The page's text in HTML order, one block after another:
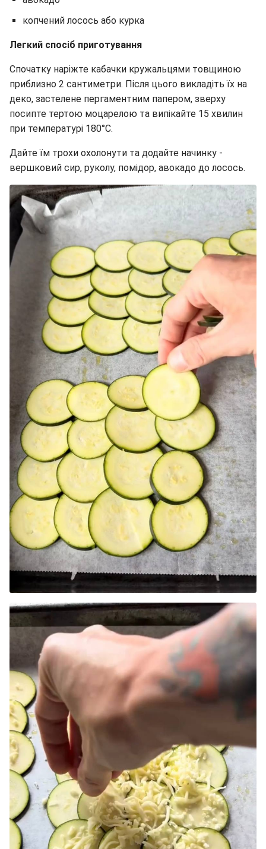
копчений лосось або курка
Легкий спосіб приготування
Спочатку наріжте кабачки кружальцями товщиною
приблизно 2 сантиметри. Після цього викладіть їх на
деко, застелене пергаментним папером, зверху
посипте тертою моцарелою та випікайте 15 хвилин
при температурі 180°C.
Дайте їм трохи охолонути та додайте начинку -
вершковий сир, руколу, помідор, авокадо до лосось.